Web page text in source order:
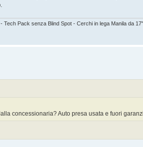
Pack senza Blind Spot - Cerchi in lega Manila da
concessionaria? Auto presa usata e fuori